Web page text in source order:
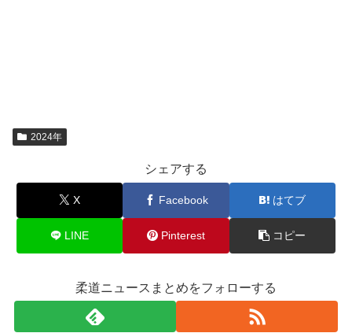
2024年
シェアする
X Facebook はてブ
LINE Pinterest コピー
柔道ニュースまとめをフォローする